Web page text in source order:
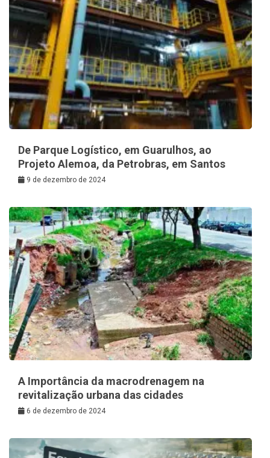
De Parque Logístico, em Guarulhos, ao
Projeto Alemoa, da Petrobras, em Santos
9 de dezembro de 2024
A Importância da macrodrenagem na
revitalização urbana das cidades
6 de dezembro de 2024